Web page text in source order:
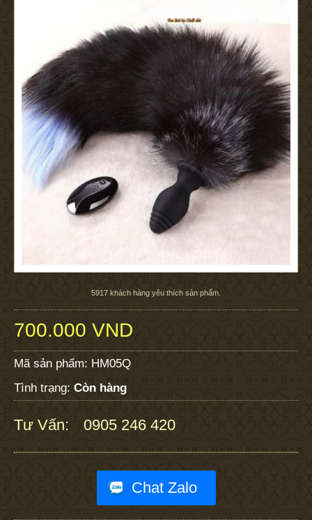
5917 khách hàng yêu thích sản phẩm.
700.000 VND
Mã sản phẩm: HM05Q
Tình trạng: Còn hàng
Tư Vấn: 0905 246 420
Chat Zalo